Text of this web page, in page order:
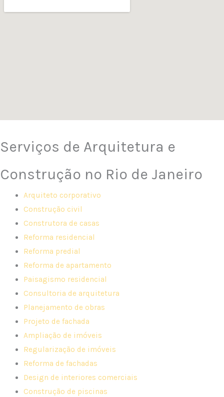
Serviços de Arquitetura e
Construção no Rio de Janeiro
Arquiteto corporativo
Construção civil
Construtora de casas
Reforma residencial
Reforma predial
Reforma de apartamento
Paisagismo residencial
Consultoria de arquitetura
Planejamento de obras
Projeto de fachada
Ampliação de imóveis
Regularização de imóveis
Reforma de fachadas
Design de interiores comerciais
Construção de piscinas